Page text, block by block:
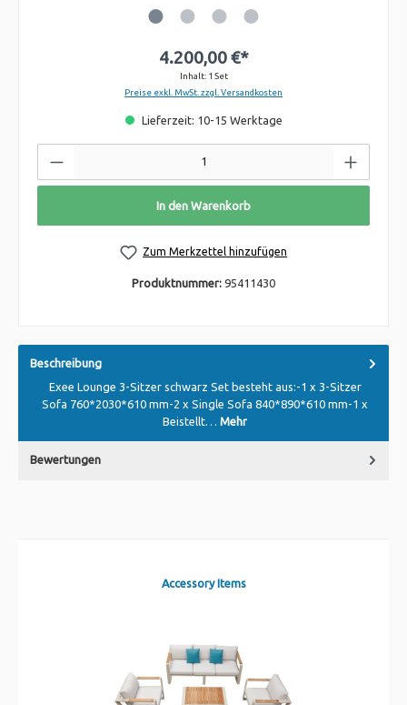
4.200,00 €*
Inhalt: 1 Set
Preise exkl. MwSt. zzgl. Versandkosten
Lieferzeit: 10-15 Werktage
In den Warenkorb
Zum Merkzettel hinzufügen
Produktnummer: 95411430
Beschreibung
Exee Lounge 3-Sitzer schwarz Set besteht aus:-1 x 3-Sitzer
Sofa 760*2030*610 mm-2 x Single Sofa 840*890*610 mm-1 x
Beistellt… Mehr
Bewertungen
Accessory Items